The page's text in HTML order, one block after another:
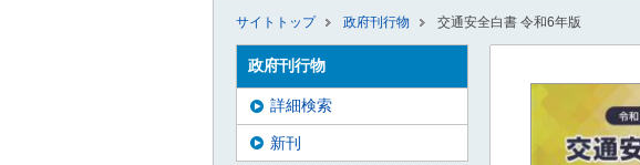
サイトトップ 政府刊行物 交通安全白書 令和6年版
政府刊行物
詳細検索
新刊